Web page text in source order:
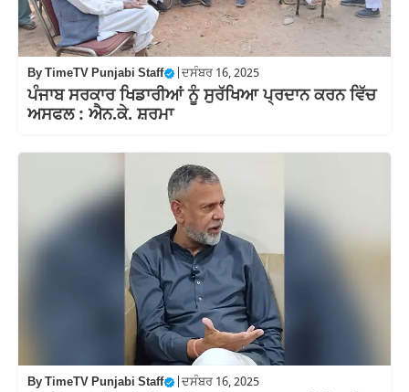
ByTimeTV Punjabi Staff ਦਸੰਬਰ 16, 2025
ਪੰਜਾਬ ਸਰਕਾਰ ਖਿਡਾਰੀਆਂ ਨੂੰ ਸੁਰੱਖਿਆ ਪ੍ਰਦਾਨ ਕਰਨ ਵਿੱਚ
ਅਸਫਲ : ਐਨ.ਕੇ. ਸ਼ਰਮਾ
ByTimeTV Punjabi Staff ਦਸੰਬਰ 16, 2025